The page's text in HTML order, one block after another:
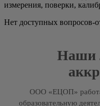
измерения, поверки,
Нет доступных вопросов-
Наши
ООО «ЕЦОП»
образовательную